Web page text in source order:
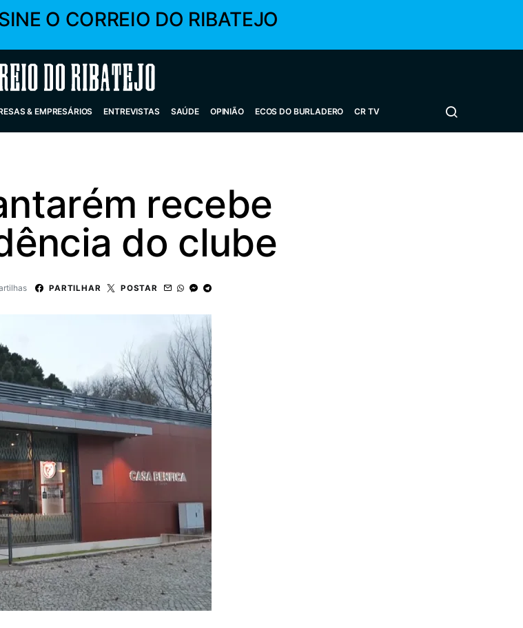
O CORREIO DO RIBATEJO
do Ribatejo
& EMPRESÁRIOS ENTREVISTAS SAÚDE OPINIÃO ECOS DO BURLADERO CR TV
recebe
do clube
PARTILHAR POSTAR